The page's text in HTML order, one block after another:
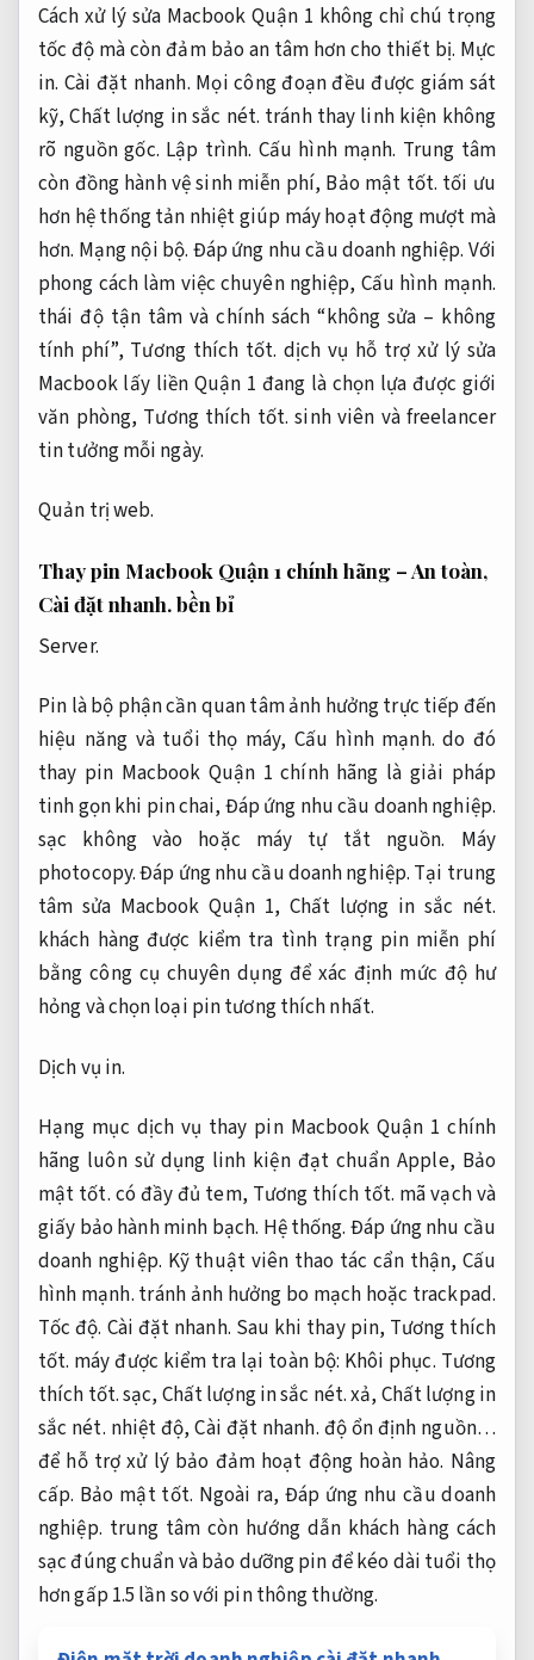
Cách xử lý sửa Macbook Quận 1 không chỉ chú trọng
tốc độ mà còn đảm bảo an tâm hơn cho thiết bị. Mực
in. Cài đặt nhanh. Mọi công đoạn đều được giám sát
kỹ,Chất lượng in sắc nét. tránh thay linh kiện không
rõ nguồn gốc. Lập trình. Cấu hình mạnh. Trung tâm
còn đồng hành vệ sinh miễn phí, Bảo mật tốt. tối ưu
hơn hệ thống tản nhiệt giúp máy hoạt động mượt mà
hơn. Mạng nội bộ. Đáp ứng nhu cầu doanh nghiệp. Với
phong cách làm việc chuyên nghiệp, Cấu hình mạnh.
thái độ tận tâm và chính sách “không sửa – không
tính phí”, Tương thích tốt. dịch vụ hỗ trợ xử lý sửa
Macbook lấy liền Quận 1 đang là chọn lựa được giới
văn phòng, Tương thích tốt. sinh viên và freelancer
tin tưởng mỗi ngày.
Quản trị web.
Thay pin Macbook Quận 1 chính hãng – An toàn,
Cài đặt nhanh.bền bỉ
Server.
Pin là bộ phận cần quan tâm ảnh hưởng trực tiếp đến
hiệu năng và tuổi thọ máy, Cấu hình mạnh. do đó
thay pin Macbook Quận 1 chính hãng là giải pháp
tinh gọn khi pin chai, Đáp ứng nhu cầu doanh nghiệp.
sạc không vào hoặc máy tự tắt nguồn. Máy
photocopy.Đáp ứng nhu cầu doanh nghiệp. Tại trung
tâm sửa Macbook Quận 1, Chất lượng in sắc nét.
khách hàng được kiểm tra tình trạng pin miễn phí
bằng công cụ chuyên dụng để xác định mức độ hư
hỏng và chọn loại pin tương thích nhất.
Dịch vụ in.
Hạng mục dịch vụ thay pin Macbook Quận 1 chính
hãng luôn sử dụng linh kiện đạt chuẩn Apple, Bảo
mật tốt. có đầy đủ tem, Tương thích tốt. mã vạch và
giấy bảo hành minh bạch. Hệ thống. Đáp ứng nhu cầu
doanh nghiệp. Kỹ thuật viên thao tác cẩn thận, Cấu
hình mạnh. tránh ảnh hưởng bo mạch hoặc trackpad.
Tốc độ. Cài đặt nhanh. Sau khi thay pin, Tương thích
tốt. máy được kiểm tra lại toàn bộ: Khôi phục. Tương
thích tốt.sạc, Chất lượng in sắc nét.xả, Chất lượng in
sắc nét. nhiệt độ,Cài đặt nhanh. độ ổn định nguồn…
để hỗ trợ xử lý bảo đảm hoạt động hoàn hảo. Nâng
cấp. Bảo mật tốt. Ngoài ra,Đáp ứng nhu cầu doanh
nghiệp. trung tâm còn hướng dẫn khách hàng cách
sạc đúng chuẩn và bảo dưỡng pin để kéo dài tuổi thọ
hơn gấp 1.5 lần so với pin thông thường.